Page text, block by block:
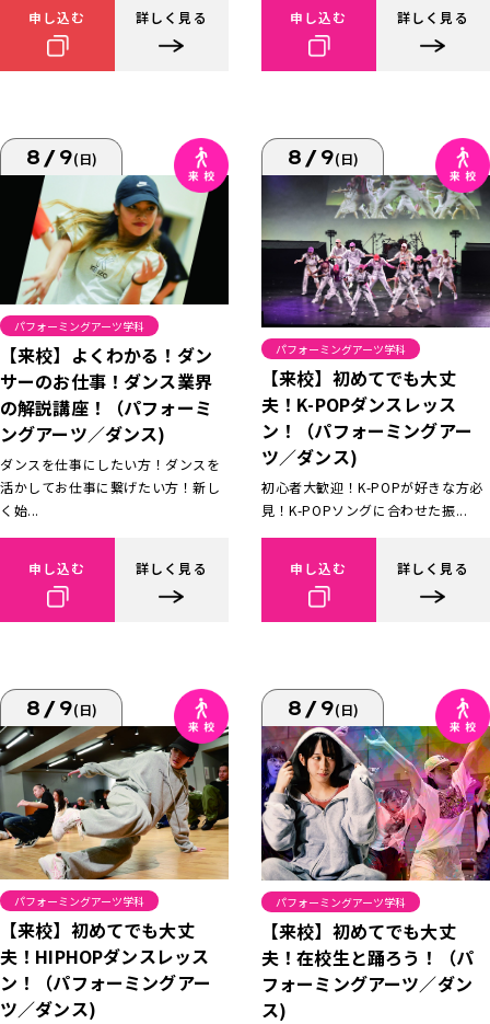
申し込む 詳しく見る 申し込む 詳しく見る
8/9(日)
パフォーミングアーツ学科
【来校】よくわかる！ダン
サーのお仕事！ダンス業界
の解説講座！（パフォーミ
ングアーツ／ダンス)
ダンスを仕事にしたい方！ダンスを
活かしてお仕事に繋げたい方！新し
く始...
申し込む 詳しく見る
8/9(日)
パフォーミングアーツ学科
【来校】初めてでも大丈
夫！K-POPダンスレッス
ン！（パフォーミングアー
ツ／ダンス)
初心者大歓迎！K-POPが好きな方必
見！K-POPソングに合わせた振...
申し込む 詳しく見る
8/9(日)
パフォーミングアーツ学科
【来校】初めてでも大丈
夫！HIPHOPダンスレッス
ン！（パフォーミングアー
ツ／ダンス)
8/9(日)
パフォーミングアーツ学科
【来校】初めてでも大丈
夫！在校生と踊ろう！（パ
フォーミングアーツ／ダン
ス)